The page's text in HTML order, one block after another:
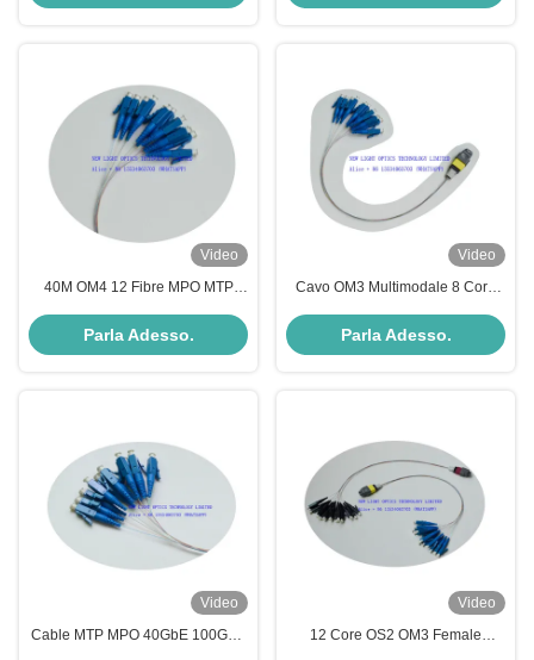
Video
40M OM4 12 Fibre MPO MTP
trasmissione dati ad alta velocità
Parla Adesso.
Video
Cavo OM3 Multimodale 8 Core
B per Trasmissione Dati ad Alta
Velocità
Parla Adesso.
Video
Cable MTP MPO 40GbE 100GbE
Video
12 Core OS2 OM3 Female